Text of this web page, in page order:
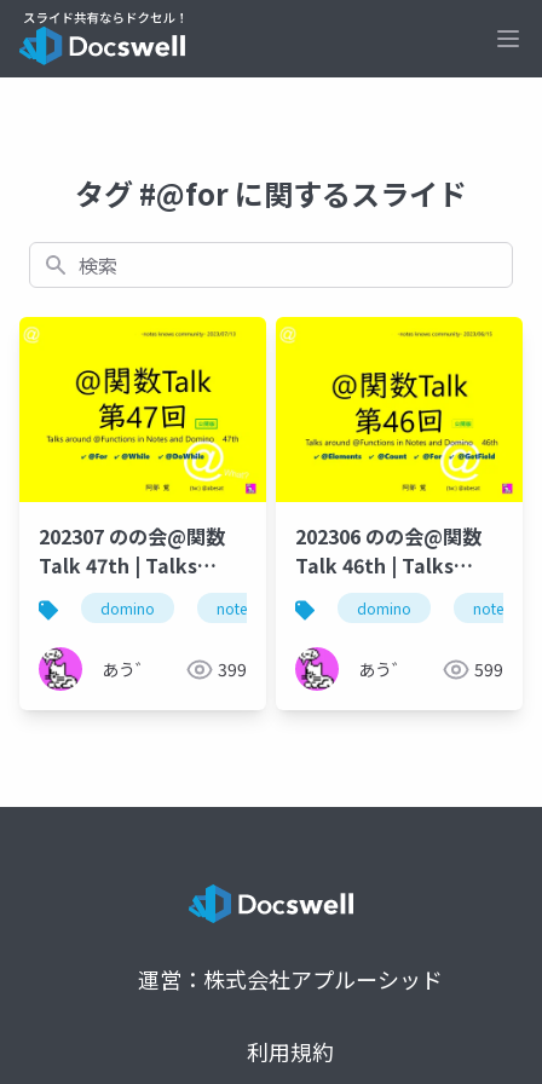
タグ #@for に関するスライド
検索
202307 のの会@関数
Talk 47th | Talks
around @Functions
in Notes and Domino
domino notes dominoforever lotus
あう゛ 399
202306 のの会@関数
Talk 46th | Talks
around @Functions
in Notes and Domino
domino notes
あう゛ 599
運営：株式会社アプルーシッド
利用規約